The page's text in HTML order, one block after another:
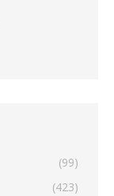
(99)
(423)